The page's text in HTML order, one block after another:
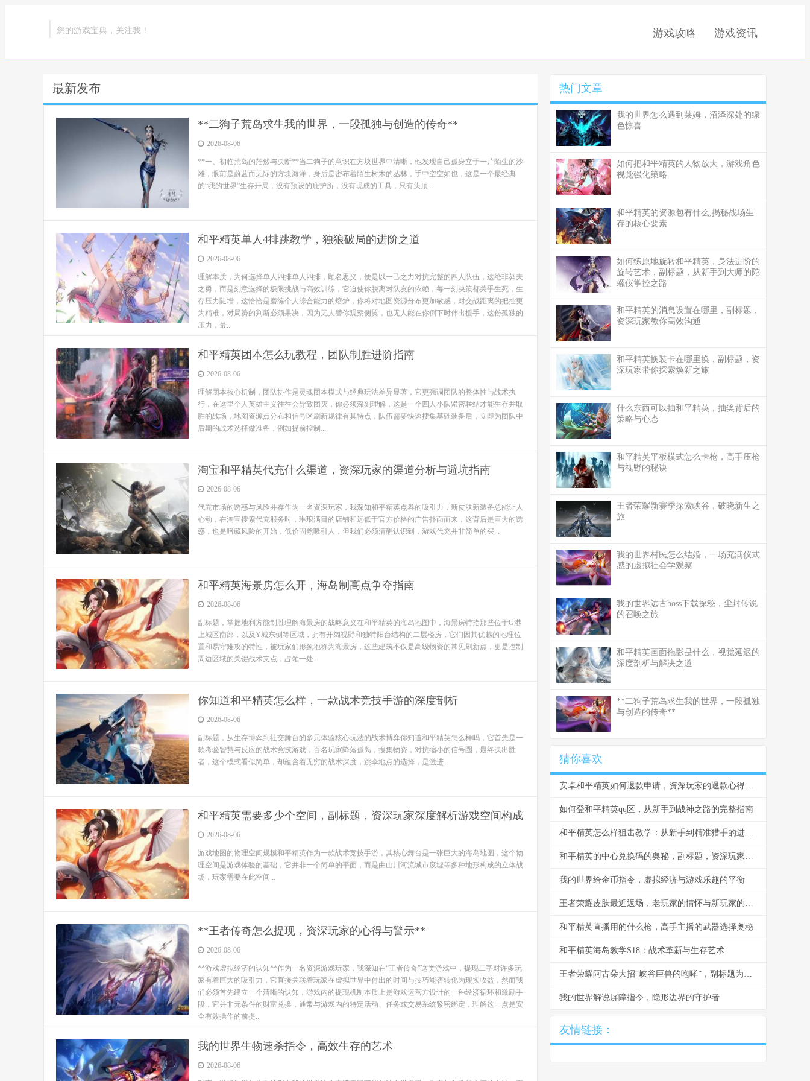
您的游戏宝典，关注我！ 游戏攻略 游戏资讯
最新发布
**二狗子荒岛求生我的世界，一段孤独与创造的传奇**
2026-08-06
**一、初临荒岛的茫然与决断**当二狗子的意识在方块世界中清晰，他发现自己孤身立于一片陌生的沙
滩，眼前是蔚蓝而无际的方块海洋，身后是密布着陌生树木的丛林，手中空空如也，这是一个最经典
的“我的世界”生存开局，没有预设的庇护所，没有现成的工具，只有头顶...
和平精英单人4排跳教学，独狼破局的进阶之道
2026-08-06
理解本质，为何选择单人四排单人四排，顾名思义，便是以一己之力对抗完整的四人队伍，这绝非莽夫
之勇，而是刻意选择的极限挑战与高效训练，它迫使你脱离对队友的依赖，每一刻决策都关乎生死，生
存压力陡增，这恰恰是磨练个人综合能力的熔炉，你将对地图资源分布更加敏感，对交战距离的把控更
为精准，对局势的判断必须果决，因为无人替你观察侧翼，也无人能在你倒下时伸出援手，这份孤独的
压力，最...
和平精英团本怎么玩教程，团队制胜进阶指南
2026-08-06
理解团本核心机制，团队协作是灵魂团本模式与经典玩法差异显著，它更强调团队的整体性与战术执
行，在这里个人英雄主义往往会导致团灭，你必须深刻理解，这是一个四人小队紧密联结才能生存并取
胜的战场，地图资源点分布和信号区刷新规律有其特点，队伍需要快速搜集基础装备后，立即为团队中
后期的战术选择做准备，例如提前控制...
淘宝和平精英代充什么渠道，资深玩家的渠道分析与避坑指南
2026-08-06
代充市场的诱惑与风险并存作为一名资深玩家，我深知和平精英点券的吸引力，新皮肤新装备总能让人
心动，在淘宝搜索代充服务时，琳琅满目的店铺和远低于官方价格的广告扑面而来，这背后是巨大的诱
惑，也是暗藏风险的开始，低价固然吸引人，但我们必须清醒认识到，游戏代充并非简单的买...
和平精英海景房怎么开，海岛制高点争夺指南
2026-08-06
副标题，掌握地利方能制胜理解海景房的战略意义在和平精英的海岛地图中，海景房特指那些位于G港
上城区南部，以及Y城东侧等区域，拥有开阔视野和独特阳台结构的二层楼房，它们因其优越的地理位
置和易守难攻的特性，被玩家们形象地称为海景房，这些建筑不仅是高级物资的常见刷新点，更是控制
周边区域的关键战术支点，占领一处...
你知道和平精英怎么样，一款战术竞技手游的深度剖析
2026-08-06
副标题，从生存博弈到社交舞台的多元体验核心玩法的战术博弈你知道和平精英怎么样吗，它首先是一
款考验智慧与反应的战术竞技游戏，百名玩家降落孤岛，搜集物资，对抗缩小的信号圈，最终决出胜
者，这个模式看似简单，却蕴含着无穷的战术深度，跳伞地点的选择，是激进...
和平精英需要多少个空间，副标题，资深玩家深度解析游戏空间构成
2026-08-06
游戏地图的物理空间规模和平精英作为一款战术竞技手游，其核心舞台是一张巨大的海岛地图，这个物
理空间是游戏体验的基础，它并非一个简单的平面，而是由山川河流城市废墟等多种地形构成的立体战
场，玩家需要在此空间...
**王者传奇怎么提现，资深玩家的心得与警示**
2026-08-06
**游戏虚拟经济的认知**作为一名资深游戏玩家，我深知在“王者传奇”这类游戏中，提现二字对许多玩
家有着巨大的吸引力，它直接关联着玩家在虚拟世界中付出的时间与技巧能否转化为现实收益，然而我
们必须首先建立一个清晰的认知，游戏内的提现机制本质上是游戏运营方设计的一种经济循环和激励手
段，它并非无条件的财富兑换，通常与游戏内的特定活动、任务或交易系统紧密绑定，理解这一点是安
全有效操作的前提...
我的世界生物速杀指令，高效生存的艺术
2026-08-06
热门文章
我的世界怎么遇到莱姆，沼泽深处的绿
色惊喜
如何把和平精英的人物放大，游戏角色
视觉强化策略
和平精英的资源包有什么,揭秘战场生
存的核心要素
如何练原地旋转和平精英，身法进阶的
旋转艺术，副标题，从新手到大师的陀
螺仪掌控之路
和平精英的消息设置在哪里，副标题，
资深玩家教你高效沟通
和平精英换装卡在哪里换，副标题，资
深玩家带你探索焕新之旅
什么东西可以抽和平精英，抽奖背后的
策略与心态
和平精英平板模式怎么卡枪，高手压枪
与视野的秘诀
王者荣耀新赛季探索峡谷，破晓新生之
旅
我的世界村民怎么结婚，一场充满仪式
感的虚拟社会学观察
我的世界远古boss下载探秘，尘封传说
的召唤之旅
和平精英画面拖影是什么，视觉延迟的
深度剖析与解决之道
**二狗子荒岛求生我的世界，一段孤独
与创造的传奇**
猜你喜欢
安卓和平精英如何退款申请，资深玩家的退款心得分享
如何登和平精英qq区，从新手到战神之路的完整指南
和平精英怎么样狙击教学：从新手到精准猎手的进阶之路
和平精英的中心兑换码的奥秘，副标题，资深玩家的资源进阶指南
我的世界给金币指令，虚拟经济与游戏乐趣的平衡
王者荣耀皮肤最近返场，老玩家的情怀与新玩家的机遇
和平精英直播用的什么枪，高手主播的武器选择奥秘
和平精英海岛教学S18：战术革新与生存艺术
王者荣耀阿古朵大招“峡谷巨兽的咆哮”，副标题为山林之怒与团队之魂
我的世界解说屏障指令，隐形边界的守护者
友情链接：